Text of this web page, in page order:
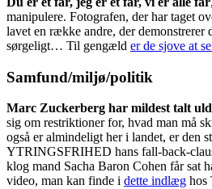
manipulere. Fotografen, der har taget
lavet en række andre, der demonstrerer
sørgeligt… Til gengæld er de sjove at
Samfund/miljø/politik
Marc Zuckerberg har mildest talt
sig om restriktioner for, hvad man må
også er almindeligt her i landet, er den
YTRINGSFRIHED hans fall-back-
klog mand Sacha Baron Cohen får sat
video, man kan finde i dette indlæg hos